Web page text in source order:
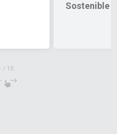
Sostenible
/ 10